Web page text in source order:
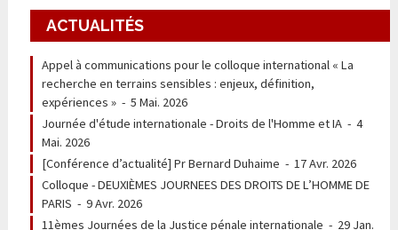
ACTUALITÉS
Appel à communications pour le colloque international « La
recherche en terrains sensibles : enjeux, définition,
expériences »- 5 Mai. 2026
Journée d'étude internationale - Droits de l'Homme et IA- 4
Mai. 2026
[Conférence d’actualité] Pr Bernard Duhaime - 17 Avr. 2026
Colloque - DEUXIÈMES JOURNEES DES DROITS DE L’HOMME DE
PARIS - 9 Avr. 2026
11èmes Journées de la Justice pénale internationale - 29 Jan.